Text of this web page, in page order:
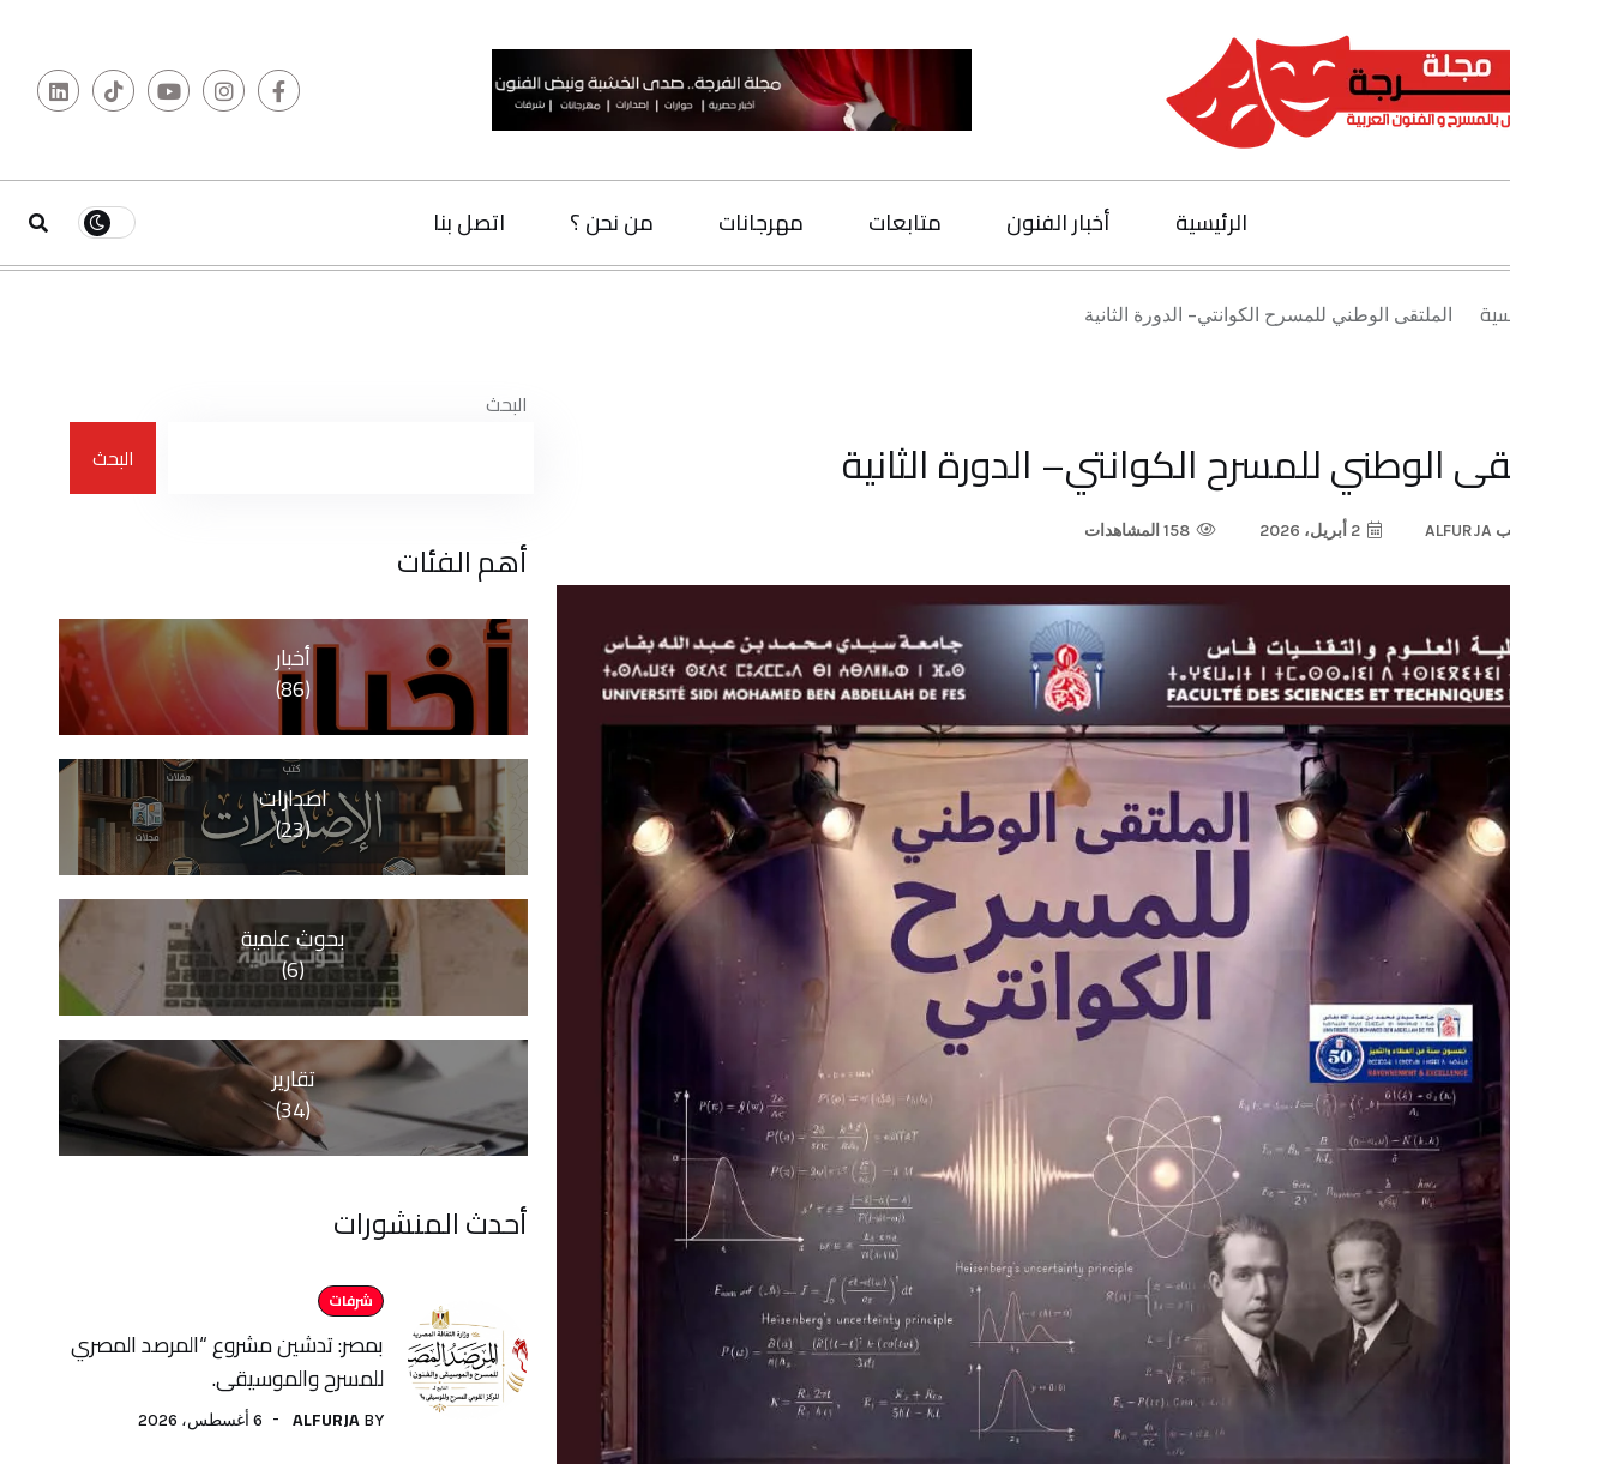
أخبار الفنون متابعات مهرجانات من نحن ؟ اتصل بنا
الملتقى الوطني للمسرح الكوانتي– الدورة الثانية
الوطني للمسرح الكوانتي– الدورة الثانية
2 أبريل، 2026 158 المشاهدات
أهم الفئات
(86)
اصدارات
(23)
بحوث علمية
(6)
تقارير
(34)
أحدث المنشورات
شرفات
بمصر: تدشين مشروع “المرصد المصري
للمسرح والموسيقى.
ALFURJA 6 أغسطس، 2026